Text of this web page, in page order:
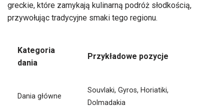
greckie, które zamykają kulinarną podróż słodkością,
przywołując tradycyjne smaki tego regionu.
Kategoria
dania
Przykładowe pozycje
Dania główne
Souvlaki, Gyros, Horiatiki,
Dolmadakia